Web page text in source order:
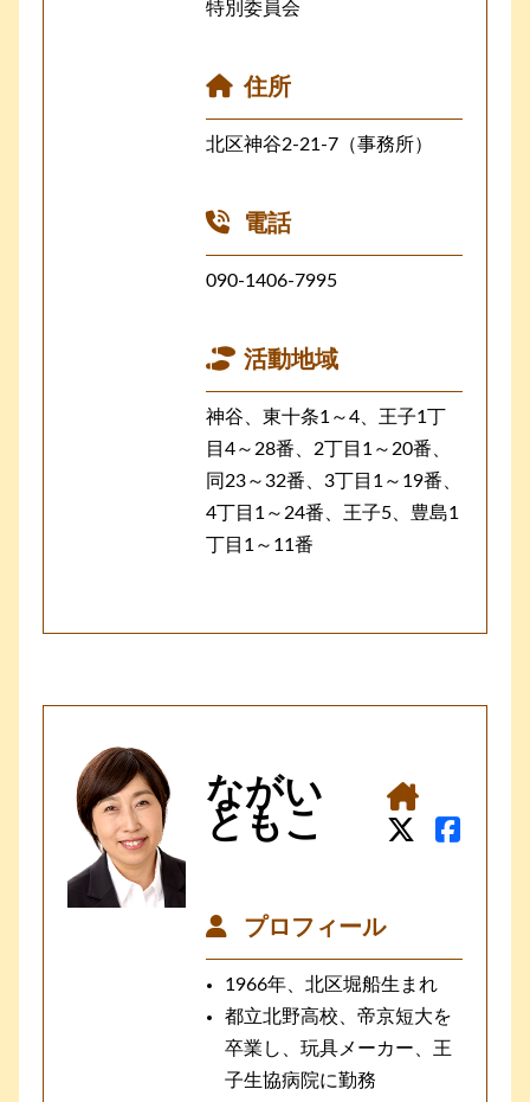
特別委員会
住所
北区神谷2-21-7（事務所）
電話
090-1406-7995
活動地域
神谷、東十条1～4、王子1丁
目4～28番、2丁目1～20番、
同23～32番、3丁目1～19番、
4丁目1～24番、王子5、豊島1
丁目1～11番
ながい
ともこ
プロフィール
1966年、北区堀船生まれ
都立北野高校、帝京短大を
卒業し、玩具メーカー、王
子生協病院に勤務